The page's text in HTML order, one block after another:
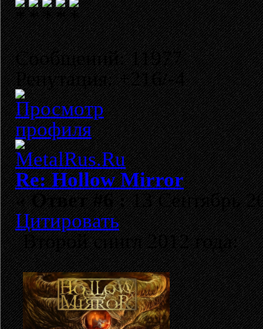
Сообщений: 11977
Репутация: +216/-4
Re: Hollow Mirror
«Ответ #6 :13 Сентябрь
Цитировать
Второй сингл 2012 года: